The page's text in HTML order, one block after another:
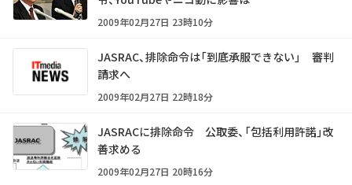
2009年02月27日 23時10分
JASRAC、排除命令は「到底承服できない」 審判
請求へ
2009年02月27日 22時18分
JASRACに排除命令 公取委、「包括利用許諾」改
善求める
2009年02月27日 20時16分